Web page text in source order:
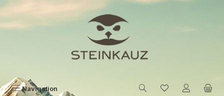
Zum Hauptinhalt springen
Navigation